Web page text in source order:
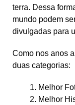
terra. Dessa
mundo podem
divulgadas para
Como nos anos
duas categorias:
Melhor
Melhor